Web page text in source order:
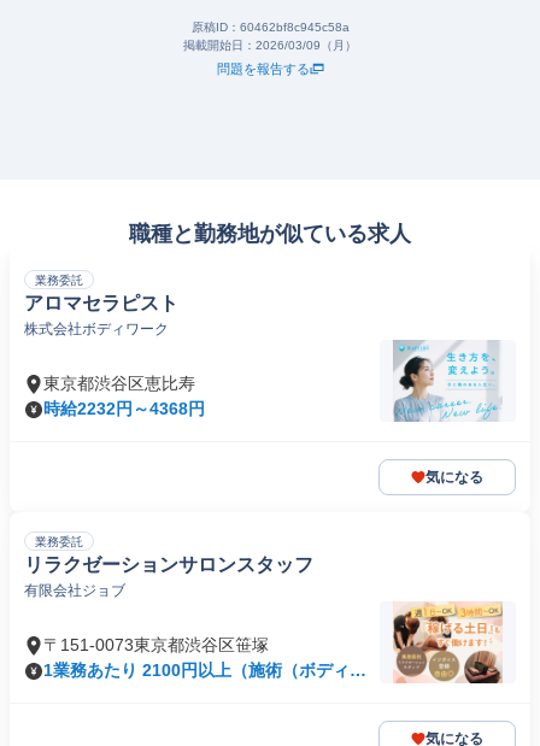
原稿ID： 60462bf8c945c58a
掲載開始日： 2026/03/09（月）
問題を報告する
職種と勤務地が似ている求人
業務委託
アロマセラピスト
株式会社ボディワーク
東京都渋谷区恵比寿
時給2232円～4368円
気になる
業務委託
リラクゼーションサロンスタッフ
有限会社ジョブ
〒151-0073東京都渋谷区笹塚
1業務あたり 2100円以上（施術（ボディ）
気になる